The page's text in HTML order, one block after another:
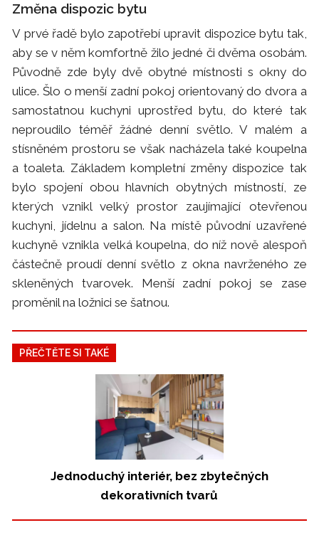
Změna dispozic bytu
V prvé řadě bylo zapotřebí upravit dispozice bytu tak,
aby se v něm komfortně žilo jedné či dvěma osobám.
Původně zde byly dvě obytné místnosti s okny do
ulice. Šlo o menší zadní pokoj orientovaný do dvora a
samostatnou kuchyni uprostřed bytu, do které tak
neproudilo téměř žádné denní světlo. V malém a
stísněném prostoru se však nacházela také koupelna
a toaleta. Základem kompletní změny dispozice tak
bylo spojení obou hlavních obytných místností, ze
kterých vznikl velký prostor zaujímající otevřenou
kuchyni, jídelnu a salon. Na místě původní uzavřené
kuchyně vznikla velká koupelna, do níž nově alespoň
částečně proudí denní světlo z okna navrženého ze
skleněných tvarovek. Menší zadní pokoj se zase
proměnil na ložnici se šatnou.
PŘEČTĚTE SI TAKÉ
Jednoduchý interiér, bez zbytečných
dekorativních tvarů